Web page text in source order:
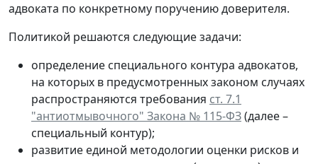
адвоката по конкретному поручению доверителя.
Политикой решаются следующие задачи:
определение специального контура адвокатов,
на которых в предусмотренных законом случаях
распространяются требования ст. 7.1
"антиотмывочного" Закона № 115-ФЗ(далее –
специальный контур);
развитие единой методологии оценки рисков и